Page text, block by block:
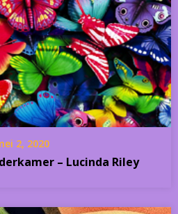
2, 2020
– Lucinda Riley